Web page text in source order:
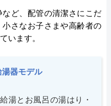
ど、配管の清潔さにこだ
さなお子さまや高齢者の
います。
湯器モデル
湯とお風呂の湯はり・